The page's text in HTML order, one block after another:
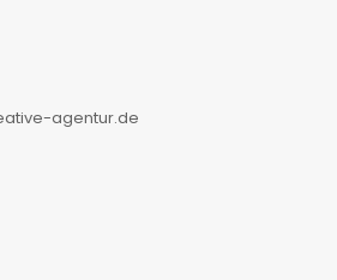
agentur.de